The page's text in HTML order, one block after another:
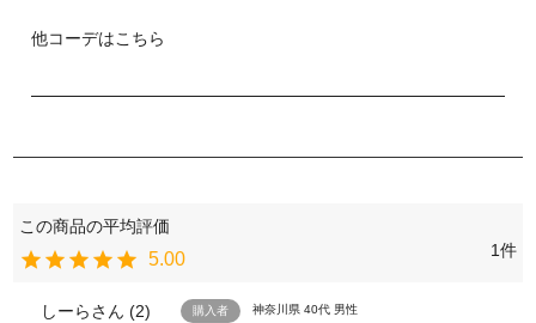
他コーデはこちら
5.00 1
しーら 2 購入者 神奈川県 40代 男性